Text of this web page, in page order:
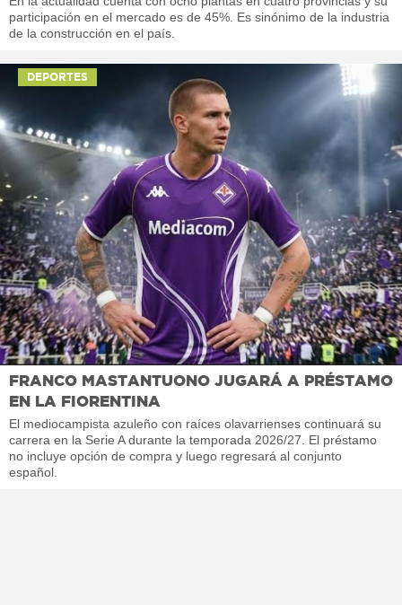
participación en el mercado es de 45%. Es sinónimo de la industria
de la construcción en el país.
DEPORTES
FRANCO MASTANTUONO JUGARÁ A PRÉSTAMO
EN LA FIORENTINA
El mediocampista azuleño con raíces olavarrienses continuará su
carrera en la Serie A durante la temporada 2026/27. El préstamo
no incluye opción de compra y luego regresará al conjunto
español.